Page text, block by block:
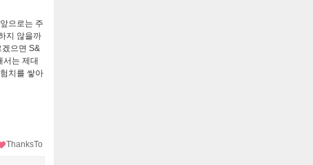
앞으로는 주
지 않을까
으면 S&
서는 제대
치를 쌓아
ThanksTo